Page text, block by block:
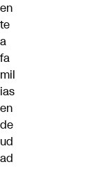
en
te
a
fa
mil
ias
en
de
ud
ad